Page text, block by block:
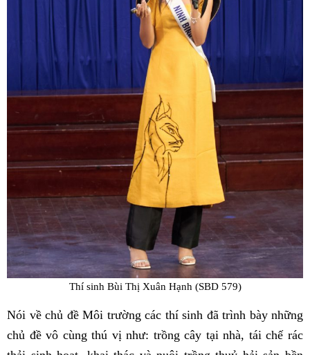
Thí sinh Bùi Thị Xuân Hạnh (SBD 579)
Nói về chủ đề Môi trường các thí sinh đã trình bày những
chủ đề vô cùng thú vị như: trồng cây tại nhà, tái chế rác